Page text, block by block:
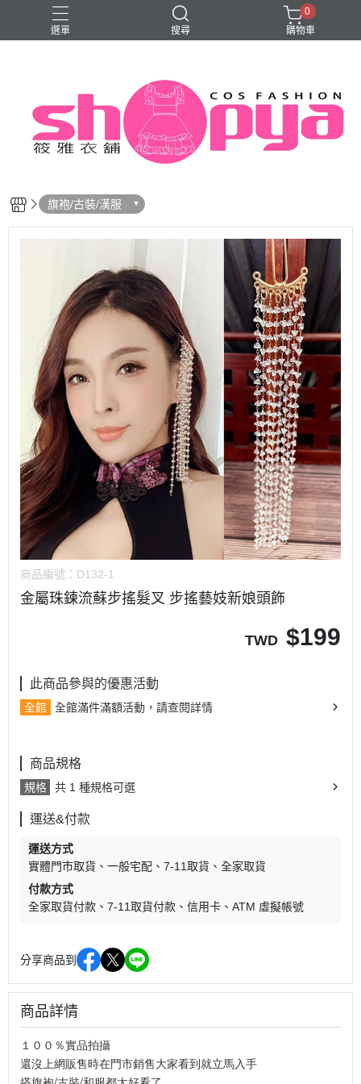
選單 搜尋
旗袍
0
購物車
旗袍/古裝/漢服
商品編號： D132-1
金屬珠鍊流蘇步搖髮叉 步搖藝妓新娘頭飾
TWD $199
此商品參與的優惠活動
全館 全館滿件滿額活動，請查閱詳情
商品規格
規格 共 1 種規格可選
運送&付款
運送方式
實體門市取貨
一般宅配 7-11取貨
全家取貨
付款方式
全家取貨付款
7-11取貨付款 信用卡 ATM 虛擬帳號
分享商品到
商品詳情
１００％實品拍攝
還沒上網販售時在門市銷售大家看到就立馬入手